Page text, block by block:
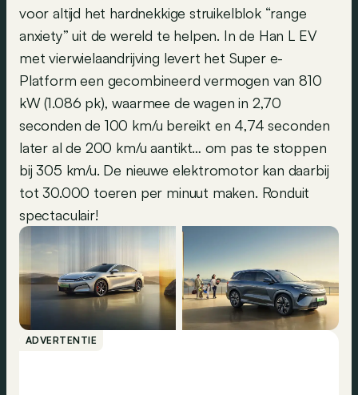
voor altijd het hardnekkige struikelblok “range
anxiety” uit de wereld te helpen. In de Han L EV
met vierwielaandrijving levert het Super e-
Platform een gecombineerd vermogen van 810
kW (1.086 pk), waarmee de wagen in 2,70
seconden de 100 km/u bereikt en 4,74 seconden
later al de 200 km/u aantikt… om pas te stoppen
bij 305 km/u. De nieuwe elektromotor kan daarbij
tot 30.000 toeren per minuut maken. Ronduit
spectaculair!
ADVERTENTIE